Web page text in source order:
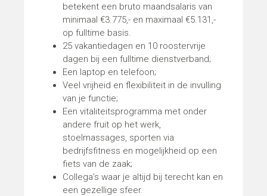
betekent een bruto maandsalaris van
minimaal €3.775,- en maximaal €5.131,-
op fulltime basis.
25 vakantiedagen en 10 roostervrije
dagen bij een fulltime dienstverband;
Een laptop en telefoon;
Veel vrijheid en flexibiliteit in de invulling
van je functie;
Een vitaliteitsprogramma met onder
andere fruit op het werk,
stoelmassages, sporten via
bedrijfsfitness en mogelijkheid op een
fiets van de zaak;
Collega’s waar je altijd bij terecht kan en
een gezellige sfeer.